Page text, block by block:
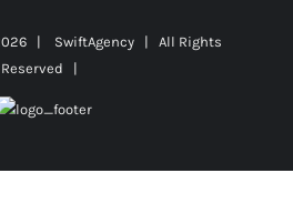
| SwiftAgency| All Rights
Reserved |